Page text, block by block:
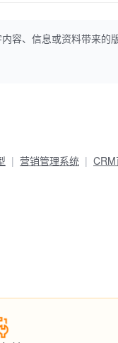
容、信息或资料带来的
营销管理系统